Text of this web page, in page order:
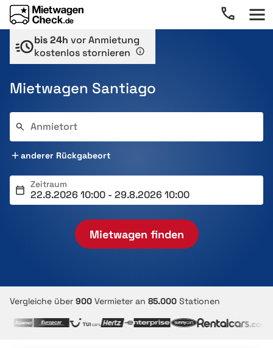
bis 24h vor Anmietung
kostenlos stornieren
Mietwagen Santiago
Anmietort
anderer Rückgabeort
Zeitraum
Mietwagen finden
Vergleiche über 900 Vermieter an 85.000 Stationen